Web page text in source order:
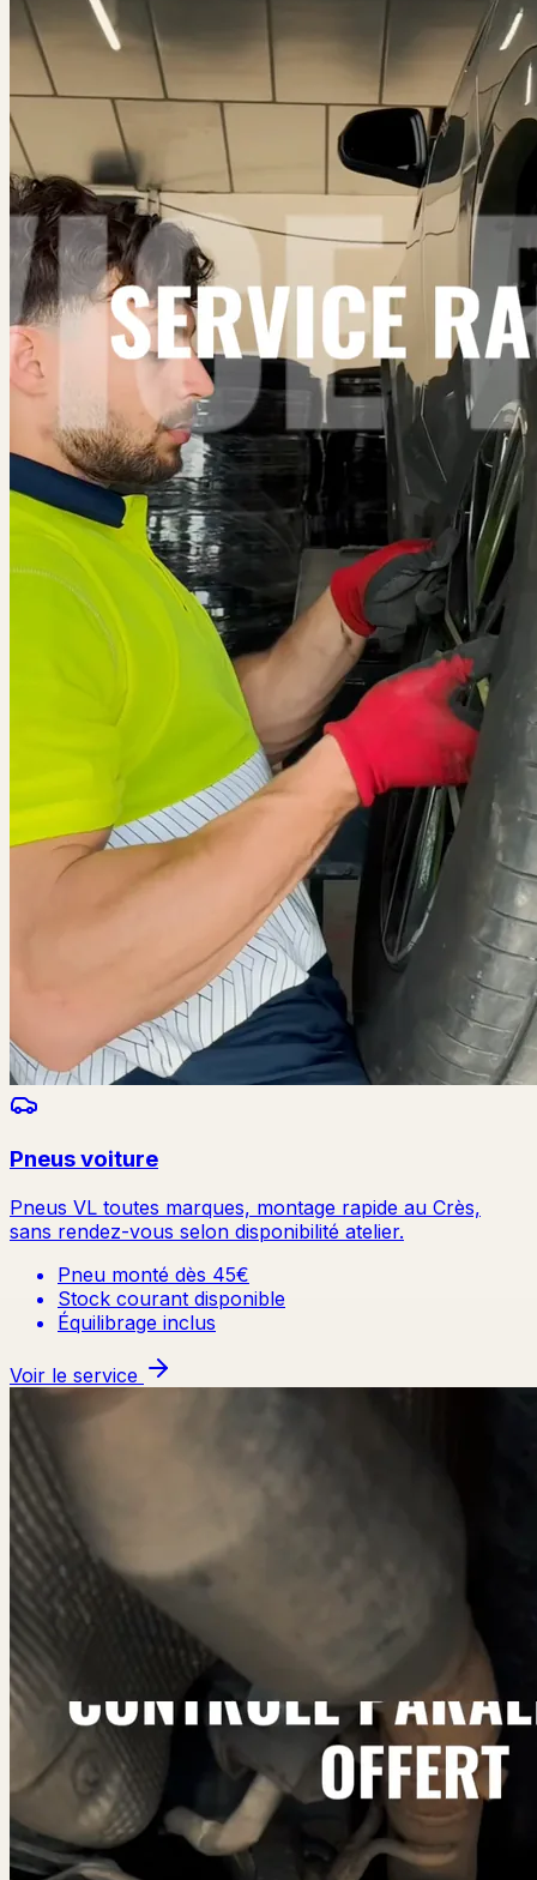
Pneus voiture
Pneus VL toutes marques, montage rapide au Crès,
sans rendez-vous selon disponibilité atelier.
Pneu monté dès 45€
Stock courant disponible
Équilibrage inclus
Voir le service